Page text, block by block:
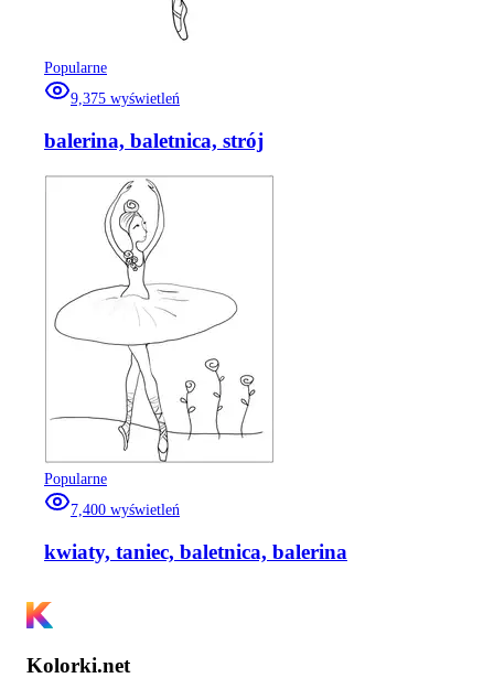
Popularne
9,375 wyświetleń
balerina, baletnica, strój
Popularne
7,400 wyświetleń
kwiaty, taniec, baletnica, balerina
Kolorki.net